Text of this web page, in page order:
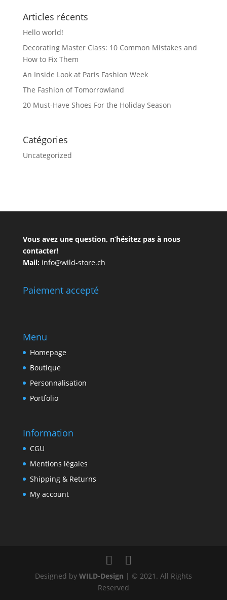
Articles récents
Hello world!
Decorating Master Class: 10 Common Mistakes and
How to Fix Them
An Inside Look at Paris Fashion Week
The Fashion of Tomorrowland
20 Must-Have Shoes For the Holiday Season
Catégories
Uncategorized
Vous avez une question, n’hésitez pas à nous
contacter!
Mail:info@wild-store.ch
Paiement accepté
Menu
Homepage
Boutique
Personnalisation
Portfolio
Information
CGU
Mentions légales
Shipping & Returns
My account
Designed by WILD-Design | © 2021. All Rights
Reserved